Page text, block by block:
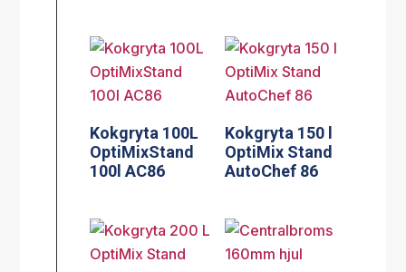
Kokgryta 100L
OptiMixStand
100l AC86
Kokgryta 150 l
OptiMix Stand
AutoChef 86